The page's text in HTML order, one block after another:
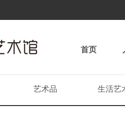
首页
艺术品 生活艺